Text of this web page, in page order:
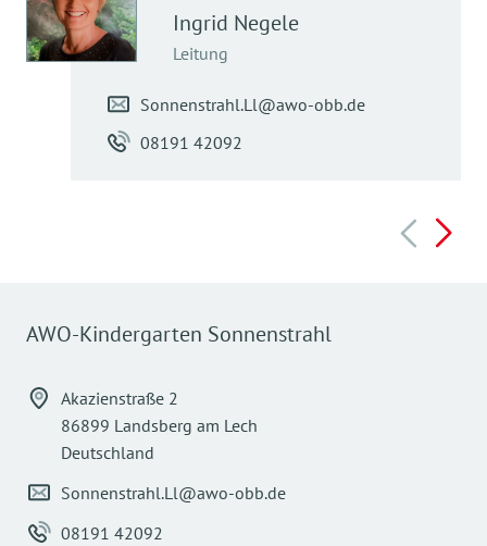
Ingrid Negele
Leitung
Sonnenstrahl.Ll@awo-obb.de
08191 42092
AWO-Kindergarten Sonnenstrahl
Akazienstraße 2
86899 Landsberg am Lech
Deutschland
Sonnenstrahl.Ll@awo-obb.de
08191 42092